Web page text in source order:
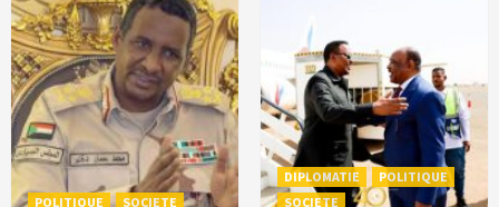
POLITIQUE SOCIETE
DIPLOMATIE
POLITIQUE
SOCIETE